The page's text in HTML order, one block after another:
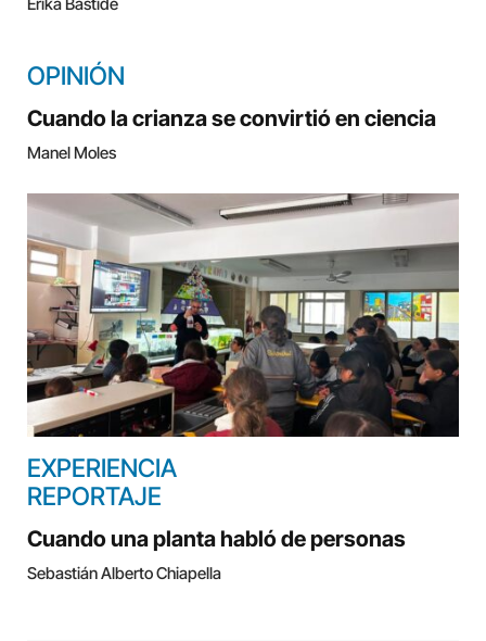
OPINIÓN
Cuando la crianza se convirtió en ciencia
Manel Moles
EXPERIENCIA
REPORTAJE
Cuando una planta habló de personas
Sebastián Alberto Chiapella